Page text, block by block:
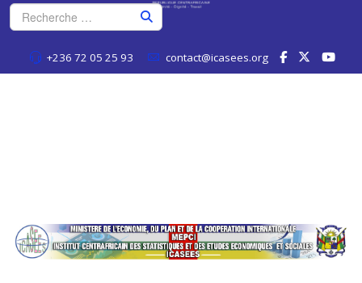
+236 72 05 25 93 contact@icasees.org